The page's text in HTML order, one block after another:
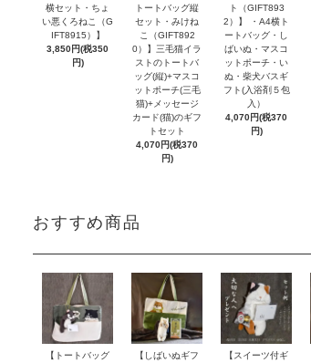
横セット・ちょ
い悪くろねこ（G
IFT8915）】
3,850円(税350
円)
トートバッグ縦
セット・みけね
こ（GIFT892
0）】三毛猫イラ
ストのトートバ
ッグ(縦)+マスコ
ットポーチ(三毛
猫)+メッセージ
カード(猫)のギフ
トセット
4,070円(税370
円)
ト（GIFT893
2）】 ・A4横ト
ートバッグ・し
ばいぬ・マスコ
ットポーチ・い
ぬ・柴犬バスギ
フト(入浴剤５包
入）
4,070円(税370
円)
おすすめ商品
【トートバッグ
【しばいぬギフ
【スイーツ付ギ